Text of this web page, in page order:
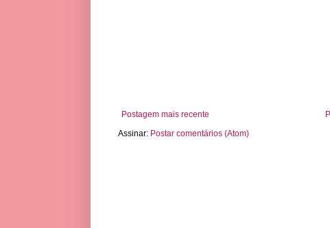
Postagem mais recente
Assinar: Postar comentários (Atom)